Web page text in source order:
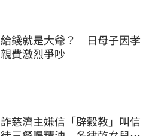
給錢就是大爺？　日母子因孝
親費激烈爭吵
詐慈濟主嫌信「辟穀教」叫信